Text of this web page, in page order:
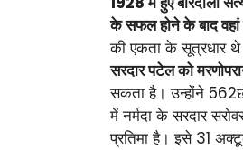
के सफल होने के बाद वहां
की एकता के सूत्रधार
सरदार पटेल को
सकता है। उन्होंने
में नर्मदा के सरदार
प्रतिमा है। इसे 31